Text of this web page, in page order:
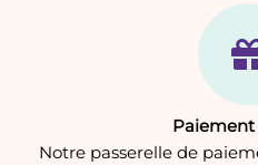
Paiement
Notre passerelle de